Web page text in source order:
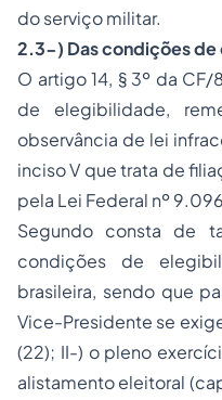
do serviço militar.
2.3-) Das condições
O artigo 14, § 3º da
de elegibilidade,
observância de lei
inciso V que trata de
pela Lei Federal nº
Segundo consta de
condições de
brasileira, sendo que
Vice-Presidente se
(22); II-) o pleno
alistamento eleitoral